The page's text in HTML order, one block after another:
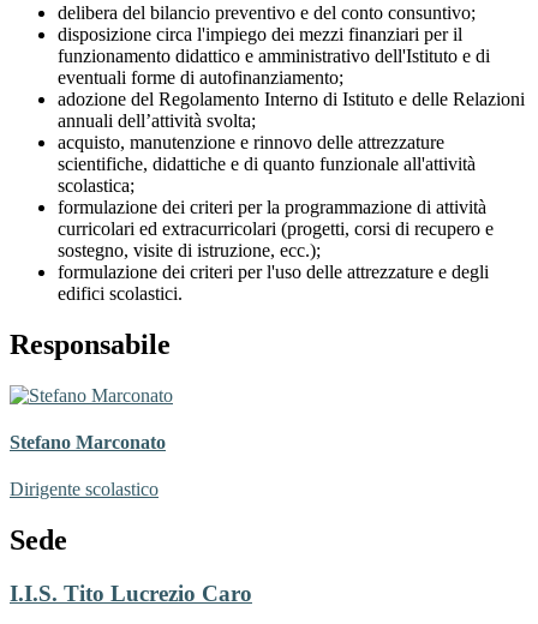
delibera del bilancio preventivo e del conto consuntivo;
disposizione circa l'impiego dei mezzi finanziari per il
funzionamento didattico e amministrativo dell'Istituto e di
eventuali forme di autofinanziamento;
adozione del Regolamento Interno di Istituto e delle Relazioni
annuali dell’attività svolta;
acquisto, manutenzione e rinnovo delle attrezzature
scientifiche, didattiche e di quanto funzionale all'attività
scolastica;
formulazione dei criteri per la programmazione di attività
curricolari ed extracurricolari (progetti, corsi di recupero e
sostegno, visite di istruzione, ecc.);
formulazione dei criteri per l'uso delle attrezzature e degli
edifici scolastici.
Responsabile
Stefano Marconato
Dirigente scolastico
Sede
I.I.S. Tito Lucrezio Caro